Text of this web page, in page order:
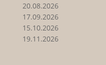
20.08.2026
17.09.2026
15.10.2026
19.11.2026